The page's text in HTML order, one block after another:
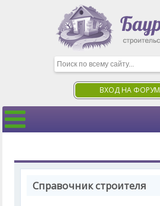
ВХОД НА ФОРУМ
Справочник строителя